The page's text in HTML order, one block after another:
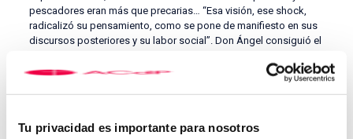
Tu privacidad es importante para nosotros
pescadores eran más que precarias… “Esa visión, ese shock,
radicalizó su pensamiento, como se pone de manifiesto en sus
discursos posteriores y su labor social”. Don Ángel consiguió el
analfabetismo de la diócesis. Formó maestras y maestros y
fundó hasta 250 escuelas-capilla. También puso en marcha la